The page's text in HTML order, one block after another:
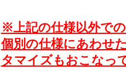
※上記の仕様以外で
個別の仕様にあわせ
タマイズもおこなっ